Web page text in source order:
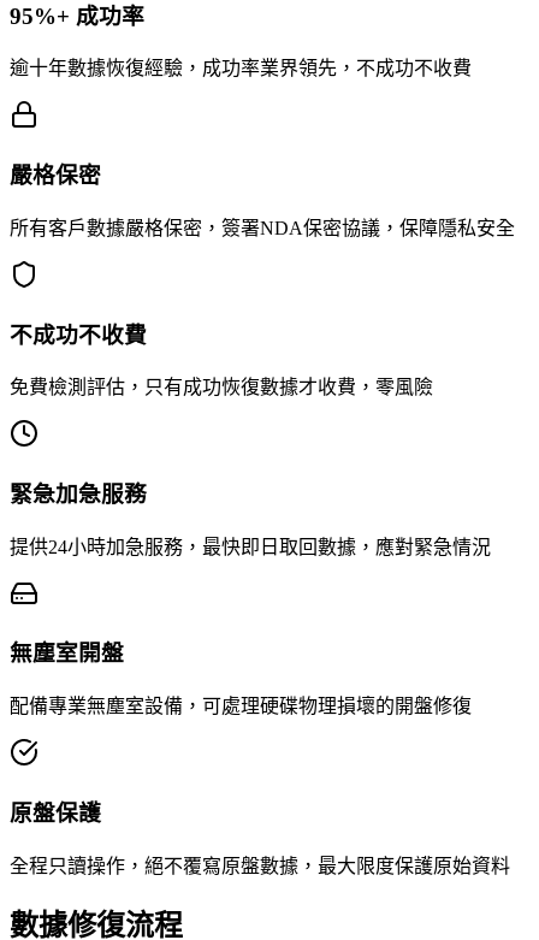
95%+ 成功率
逾十年數據恢復經驗，成功率業界領先，不成功不收費
嚴格保密
所有客戶數據嚴格保密，簽署NDA保密協議，保障隱私安全
不成功不收費
免費檢測評估，只有成功恢復數據才收費，零風險
緊急加急服務
提供24小時加急服務，最快即日取回數據，應對緊急情況
無塵室開盤
配備專業無塵室設備，可處理硬碟物理損壞的開盤修復
原盤保護
全程只讀操作，絕不覆寫原盤數據，最大限度保護原始資料
數據修復流程